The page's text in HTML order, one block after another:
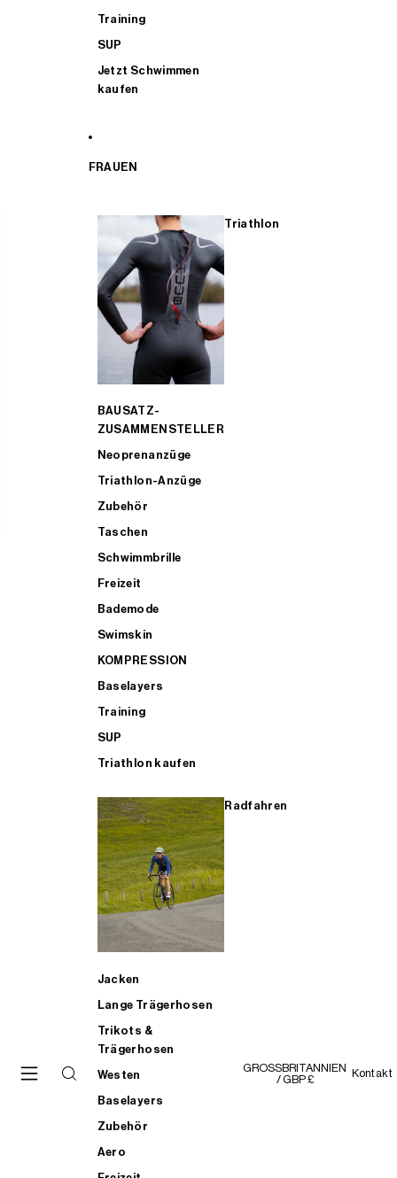
Training
SUP
Jetzt Schwimmen
kaufen
FRAUEN
Triathlon
BAUSATZ-
ZUSAMMENSTELLER
Neoprenanzüge
Triathlon-Anzüge
Zubehör
Taschen
Schwimmbrille
Freizeit
Bademode
Swimskin
KOMPRESSION
Baselayers
Training
SUP
Triathlon kaufen
Radfahren
Jacken
Lange Trägerhosen
Trikots &
Trägerhosen
Westen
Baselayers
Zubehör
Aero
GROSSBRITANNIEN
/ GBP £
Kontakt